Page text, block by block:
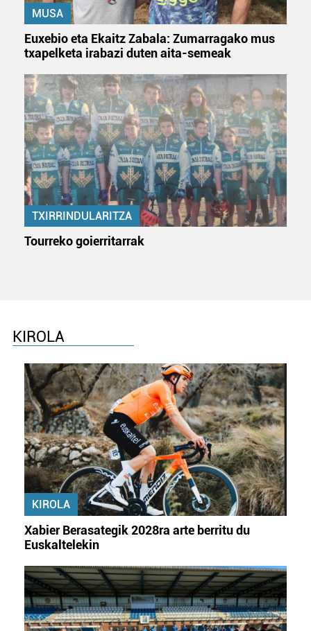
MUSA
Euxebio eta Ekaitz Zabala: Zumarragako mus
txapelketa irabazi duten aita-semeak
TXIRRINDULARITZA
Tourreko goierritarrak
KIROLA
KIROLA
Xabier Berasategik 2028ra arte berritu du
Euskaltelekin